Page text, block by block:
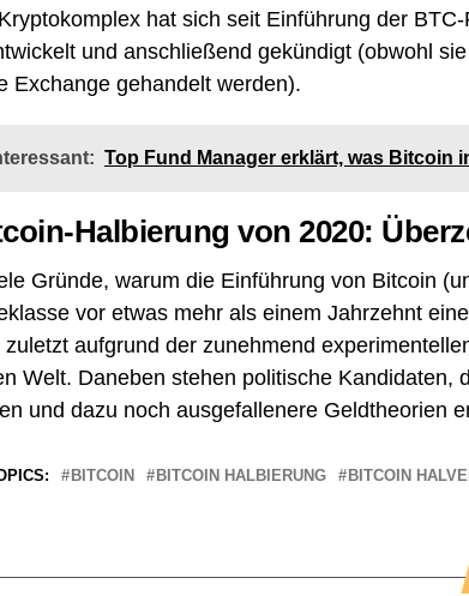
hat sich seit Einführung der
und anschließend gekündigt (obwohl
Exchange gehandelt werden).
Top Fund Manager erklärt, was Bitcoin
Halbierung von 2020:
Gründe, warum die Einführung von Bitcoin
vor etwas mehr als einem Jahrzehnt
zuletzt aufgrund der zunehmend
Welt. Daneben stehen politische Kandidaten,
und dazu noch ausgefallenere Geldtheorien
BITCOIN BITCOIN HALBIERUNG BITCOIN